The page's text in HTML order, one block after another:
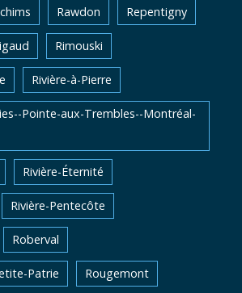
Rawdon Repentigny
Rimouski
Rivière-à-Pierre
Pointe-aux-Trembles--Montréal-
Rivière-Éternité
Rivière-Pentecôte
Roberval
Patrie Rougemont